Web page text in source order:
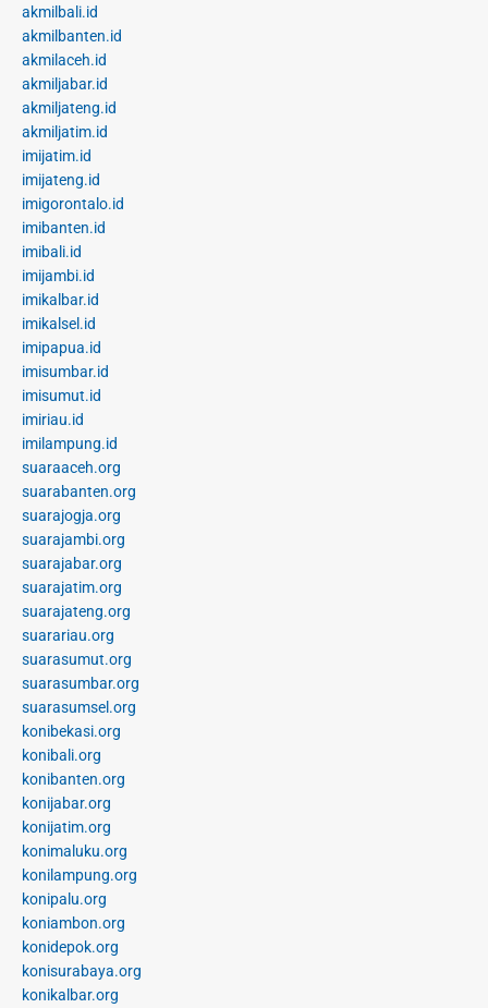
akmilbali.id
akmilbanten.id
akmilaceh.id
akmiljabar.id
akmiljateng.id
akmiljatim.id
imijatim.id
imijateng.id
imigorontalo.id
imibanten.id
imibali.id
imijambi.id
imikalbar.id
imikalsel.id
imipapua.id
imisumbar.id
imisumut.id
imiriau.id
imilampung.id
suaraaceh.org
suarabanten.org
suarajogja.org
suarajambi.org
suarajabar.org
suarajatim.org
suarajateng.org
suarariau.org
suarasumut.org
suarasumbar.org
suarasumsel.org
konibekasi.org
konibali.org
konibanten.org
konijabar.org
konijatim.org
konimaluku.org
konilampung.org
konipalu.org
koniambon.org
konidepok.org
konisurabaya.org
konikalbar.org